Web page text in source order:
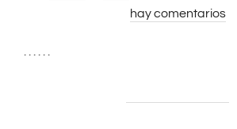
el
hay comentarios